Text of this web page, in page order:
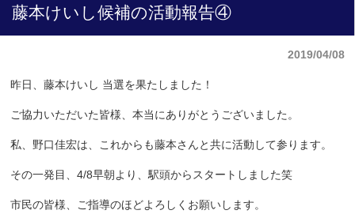
藤本けいし候補の活動報告④
2019/04/08
昨日、藤本けいし 当選を果たしました！
ご協力いただいた皆様、本当にありがとうございました。
私、野口佳宏は、これからも藤本さんと共に活動して参ります。
その一発目、4/8早朝より、駅頭からスタートしました笑
市民の皆様、ご指導のほどよろしくお願いします。